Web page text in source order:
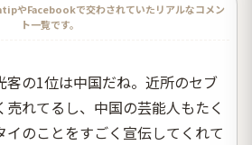
やFacebookで交わされていたリアルなコメン
ト一覧です。
客の1位は中国だね。近所のセブ
売れてるし、中国の芸能人もたく
イのことをすごく宣伝してくれて